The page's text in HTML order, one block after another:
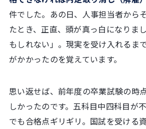
件でした。あの日、人事担当者から
たとき、正直、頭が真っ白になりま
もしれない」。現実を受け入れるま
がかかったのを覚えています。
思い返せば、前年度の卒業試験の時
しかったのです。五科目中四科目が
でも合格点ギリギリ。国試を受ける